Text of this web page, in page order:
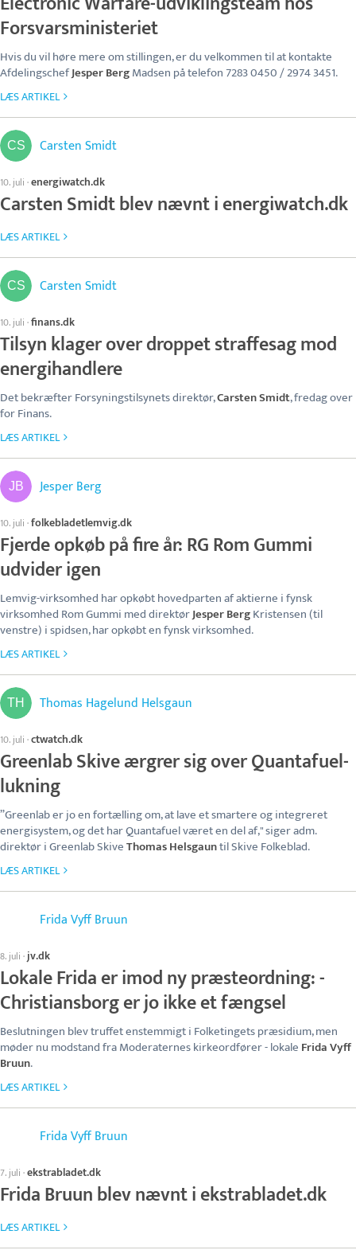
Forsvarsministeriet
Hvis du vil høre mere om stillingen, er du velkommen til at kontakte
AfdelingschefJesper BergMadsen på telefon 7283 0450 / 2974 3451.
LÆS ARTIKEL
Carsten Smidt
10. juli ·energiwatch.dk
Carsten Smidt blev nævnt i energiwatch.dk
LÆS ARTIKEL
Carsten Smidt
10. juli ·finans.dk
Tilsyn klager over droppet straffesag mod
energihandlere
Det bekræfter Forsyningstilsynets direktør,Carsten Smidt, fredag over
for Finans.
LÆS ARTIKEL
Jesper Berg
10. juli ·folkebladetlemvig.dk
Fjerde opkøb på fire år: RG Rom Gummi
udvider igen
Lemvig-virksomhed har opkøbt hovedparten af aktierne i fynsk
virksomhed Rom Gummi med direktørJesper BergKristensen (til
venstre) i spidsen, har opkøbt en fynsk virksomhed.
LÆS ARTIKEL
Thomas Hagelund Helsgaun
10. juli ·ctwatch.dk
Greenlab Skive ærgrer sig over Quantafuel-
lukning
”Greenlab er jo en fortælling om, at lave et smartere og integreret
energisystem, og det har Quantafuel været en del af," siger adm.
direktør i Greenlab SkiveThomas Helsgauntil Skive Folkeblad.
LÆS ARTIKEL
Frida Vyff Bruun
8. juli ·jv.dk
Lokale Frida er imod ny præsteordning: -
Christiansborg er jo ikke et fængsel
Beslutningen blev truffet enstemmigt i Folketingets præsidium, men
møder nu modstand fra Moderaternes kirkeordfører - lokale Frida Vyff
Bruun.
LÆS ARTIKEL
Frida Vyff Bruun
7. juli ·ekstrabladet.dk
Frida Bruun blev nævnt i ekstrabladet.dk
LÆS ARTIKEL